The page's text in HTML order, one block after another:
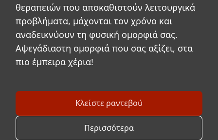
θεραπειών που αποκαθιστούν λειτουργικά
προβλήματα, μάχονται τον χρόνο και
αναδεικνύουν τη φυσική ομορφιά σας.
Αψεγάδιαστη ομορφιά που σας αξίζει, στα
πιο έμπειρα χέρια!
Κλείστε ραντεβού
Περισσότερα